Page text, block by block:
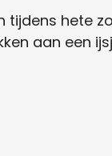
tijdens hete
aan een